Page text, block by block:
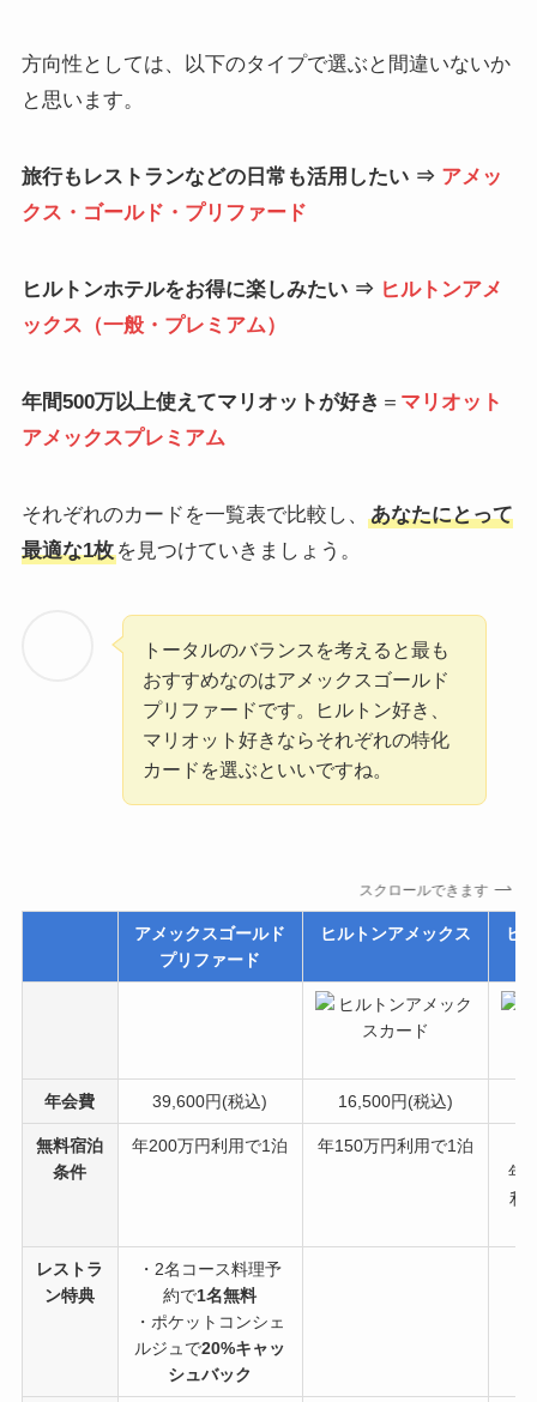
方向性としては、以下のタイプで選ぶと間違いないか
と思います。
旅行もレストランなどの日常も活用したい ⇒ アメッ
クス・ゴールド・プリファード
ヒルトンホテルをお得に楽しみたい ⇒ ヒルトンアメ
ックス（一般・プレミアム）
年間500万以上使えてマリオットが好き ＝ マリオット
アメックスプレミアム
それぞれのカードを一覧表で比較し、
あなたにとって
最適な1枚を見つけていきましょう。
トータルのバランスを考えると最も
おすすめなのはアメックスゴールド
プリファードです。ヒルトン好き、
マリオット好きならそれぞれの特化
カードを選ぶといいですね。
スクロールできます
アメックスゴールド
プリファード
ヒルトンアメックス ヒ
年会費 39,600円(税込) 16,500円(税込)
無料宿泊
条件
年200万円利用で1泊 年150万円利用で1泊
年
利
レストラ
ン特典
・2名コース料理予
約で1名無料
・ポケットコンシェ
ルジュで20%キャッ
シュバック